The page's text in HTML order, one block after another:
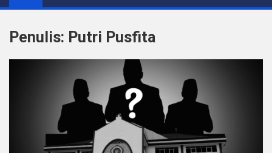
Penulis: Putri Pusfita